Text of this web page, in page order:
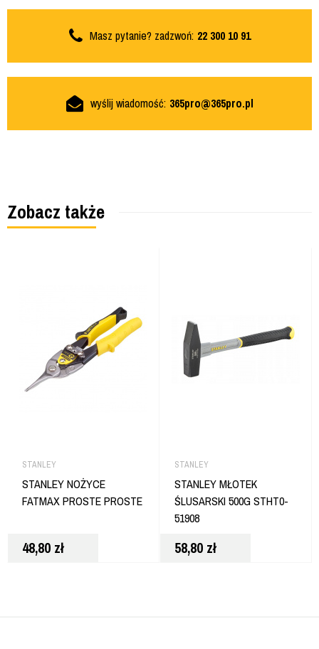
Masz pytanie? zadzwoń: 22 300 10 91
wyślij wiadomość: 365pro@365pro.pl
Zobacz także
STANLEY
STANLEY NOŻYCE
FATMAX PROSTE PROSTE
48,80 zł
STANLEY
STANLEY MŁOTEK
ŚLUSARSKI 500G STHT0-
51908
58,80 zł